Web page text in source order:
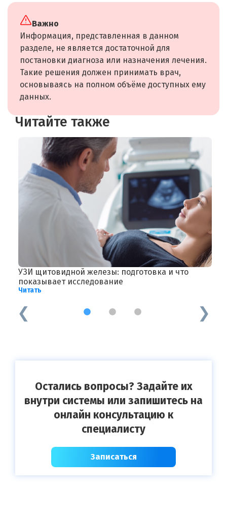
Важно
Информация, представленная в данном
разделе, не является достаточной для
постановки диагноза или назначения лечения.
Такие решения должен принимать врач,
основываясь на полном объёме доступных ему
данных.
Читайте также
УЗИ щитовидной железы: подготовка и что
показывает исследование
Читать
1 2 3
Остались вопросы? Задайте их
внутри системы или запишитесь на
онлайн консультацию к
специалисту
Записаться